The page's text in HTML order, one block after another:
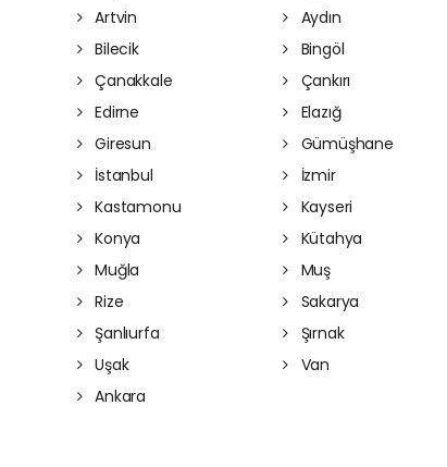
Artvin Aydın
Bilecik Bingöl
Çanakkale Çankırı
Edirne Elazığ
Giresun Gümüşhane
İstanbul İzmir
Kastamonu Kayseri
Konya Kütahya
Muğla Muş
Rize Sakarya
Şanlıurfa Şırnak
Uşak Van
Ankara